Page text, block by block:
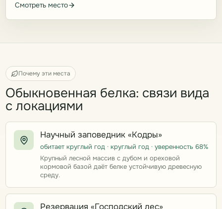
Смотреть место
Почему эти места
Обыкновенная белка: связи вида
с локациями
Научный заповедник «Кодры»
обитает круглый год · круглый год · уверенность 68%
Крупный лесной массив с дубом и ореховой
кормовой базой даёт белке устойчивую древесную
среду.
Резервация «Господский лес»